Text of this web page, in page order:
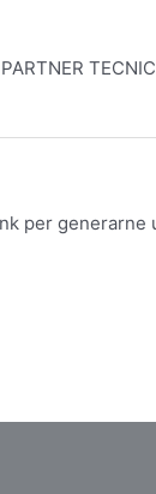
PARTNER
per generarne